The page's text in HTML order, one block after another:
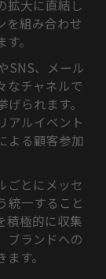
拡大に直結し
を組み合わせ
。
SNS、メール
なチャネルで
られます。
アルイベント
よる顧客参加
ごとにメッセ
統一すること
積極的に収集
ブランドへの
す。